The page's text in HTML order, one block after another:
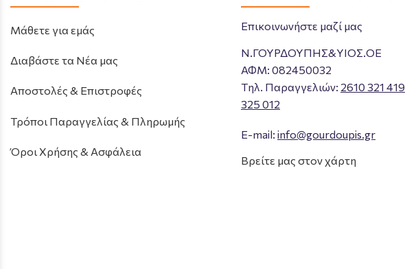
Μάθετε για εμάς
Διαβάστε τα Νέα μας
Αποστολές & Επιστροφές
Τρόποι Παραγγελίας & Πληρωμής
Όροι Χρήσης & Ασφάλεια
Επικοινωνήστε μαζί μας
Ν.ΓΟΥΡΔΟΥΠΗΣ&ΥΙΟΣ.ΟΕ
ΑΦΜ: 082450032
Tηλ. Παραγγελιών: 2610 321 419
325 012
E-mail: info@gourdoupis.gr
Βρείτε μας στον χάρτη